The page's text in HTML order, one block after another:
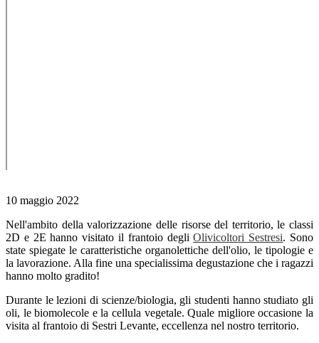
10 maggio 2022
Nell'ambito della valorizzazione delle risorse del territorio, le classi
2D e 2E hanno visitato il frantoio degliOlivicoltori Sestresi. Sono
state spiegate le caratteristiche organolettiche dell'olio, le tipologie e
la lavorazione. Alla fine una specialissima degustazione che i ragazzi
hanno molto gradito!
Durante le lezioni di scienze/biologia, gli studenti hanno studiato gli
oli, le biomolecole e la cellula vegetale. Quale migliore occasione la
visita al frantoio di Sestri Levante, eccellenza nel nostro territorio.